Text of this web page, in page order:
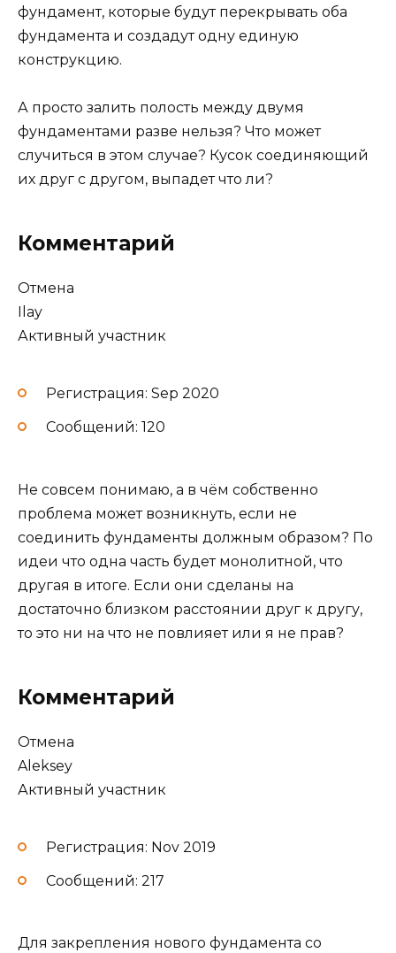
фундамент, которые будут перекрывать оба
фундамента и создадут одну единую
конструкцию.
А просто залить полость между двумя
фундаментами разве нельзя? Что может
случиться в этом случае? Кусок соединяющий
их друг с другом, выпадет что ли?
Комментарий
Отмена
Ilay
Активный участник
Регистрация: Sep 2020
Сообщений: 120
Не совсем понимаю, а в чём собственно
проблема может возникнуть, если не
соединить фундаменты должным образом? По
идеи что одна часть будет монолитной, что
другая в итоге. Если они сделаны на
достаточно близком расстоянии друг к другу,
то это ни на что не повлияет или я не прав?
Комментарий
Отмена
Aleksey
Активный участник
Регистрация: Nov 2019
Сообщений: 217
Для закрепления нового фундамента со